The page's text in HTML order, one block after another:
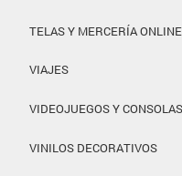
TELAS Y MERCERÍA ONLINE
VIAJES
VIDEOJUEGOS Y CONSOLAS
VINILOS DECORATIVOS